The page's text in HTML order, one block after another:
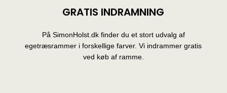
GRATIS INDRAMNING
På SimonHolst.dk finder du et stort udvalg af
egetræsrammer i forskellige farver. Vi indrammer gratis
ved køb af ramme.